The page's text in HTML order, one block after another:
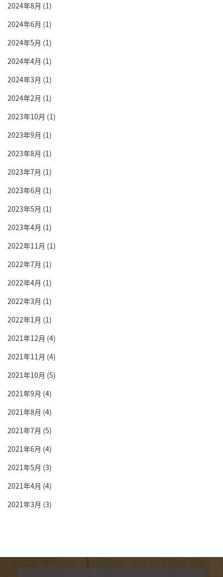
2024年8月 (1)
2024年6月 (1)
2024年5月 (1)
2024年4月 (1)
2024年3月 (1)
2024年2月 (1)
2023年10月 (1)
2023年9月 (1)
2023年8月 (1)
2023年7月 (1)
2023年6月 (1)
2023年5月 (1)
2023年4月 (1)
2022年11月 (1)
2022年7月 (1)
2022年4月 (1)
2022年3月 (1)
2022年1月 (1)
2021年12月 (4)
2021年11月 (4)
2021年10月 (5)
2021年9月 (4)
2021年8月 (4)
2021年7月 (5)
2021年6月 (4)
2021年5月 (3)
2021年4月 (4)
2021年3月 (3)